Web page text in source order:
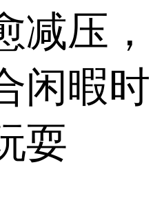
减压，
闲暇时
耍